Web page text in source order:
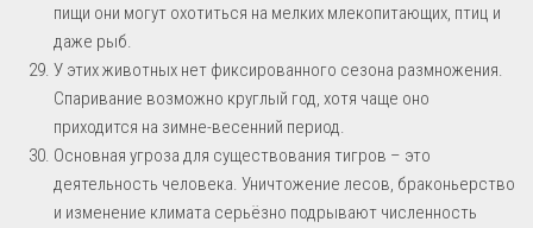
пищи они могут охотиться на мелких млекопитающих, птиц и
даже рыб.
У этих животных нет фиксированного сезона размножения.
Спаривание возможно круглый год, хотя чаще оно
приходится на зимне-весенний период.
Основная угроза для существования тигров – это
деятельность человека. Уничтожение лесов, браконьерство
и изменение климата серьёзно подрывают численность